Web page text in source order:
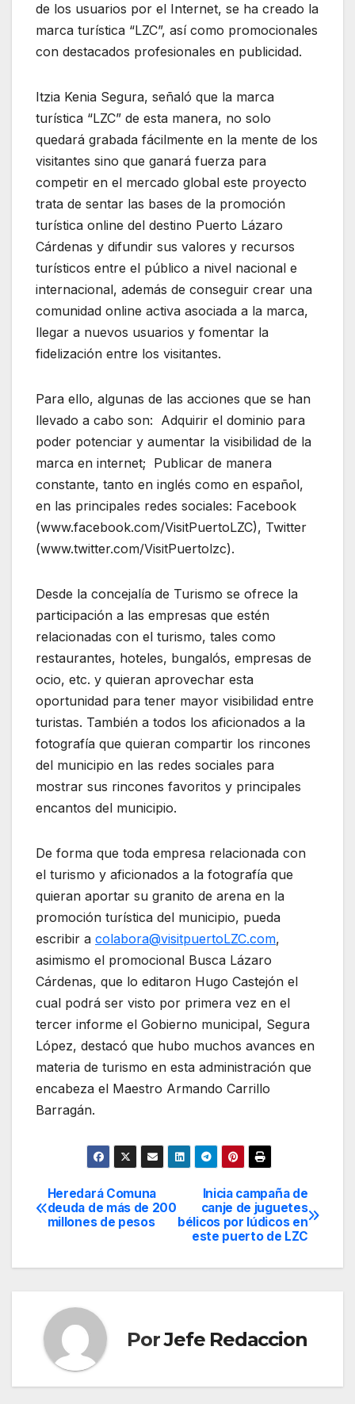
de los usuarios por el Internet, se ha creado la
marca turística “LZC”, así como promocionales
con destacados profesionales en publicidad.
Itzia Kenia Segura, señaló que la marca
turística “LZC” de esta manera, no solo
quedará grabada fácilmente en la mente de los
visitantes sino que ganará fuerza para
competir en el mercado global este proyecto
trata de sentar las bases de la promoción
turística online del destino Puerto Lázaro
Cárdenas y difundir sus valores y recursos
turísticos entre el público a nivel nacional e
internacional, además de conseguir crear una
comunidad online activa asociada a la marca,
llegar a nuevos usuarios y fomentar la
fidelización entre los visitantes.
Para ello, algunas de las acciones que se han
llevado a cabo son: Adquirir el dominio para
poder potenciar y aumentar la visibilidad de la
marca en internet; Publicar de manera
constante, tanto en inglés como en español,
en las principales redes sociales: Facebook
(www.facebook.com/VisitPuertoLZC), Twitter
(www.twitter.com/VisitPuertolzc).
Desde la concejalía de Turismo se ofrece la
participación a las empresas que estén
relacionadas con el turismo, tales como
restaurantes, hoteles, bungalós, empresas de
ocio, etc. y quieran aprovechar esta
oportunidad para tener mayor visibilidad entre
turistas. También a todos los aficionados a la
fotografía que quieran compartir los rincones
del municipio en las redes sociales para
mostrar sus rincones favoritos y principales
encantos del municipio.
De forma que toda empresa relacionada con
el turismo y aficionados a la fotografía que
quieran aportar su granito de arena en la
promoción turística del municipio, pueda
escribir a colabora@visitpuertoLZC.com,
asimismo el promocional Busca Lázaro
Cárdenas, que lo editaron Hugo Castejón el
cual podrá ser visto por primera vez en el
tercer informe el Gobierno municipal, Segura
López, destacó que hubo muchos avances en
materia de turismo en esta administración que
encabeza el Maestro Armando Carrillo
Barragán.
Navegación
de
entradas
Inicia campaña de
canje de juguetes
bélicos por lúdicos en
este puerto de LZC
Heredará Comuna
deuda de más de 200
millones de pesos
PorJefe Redaccion